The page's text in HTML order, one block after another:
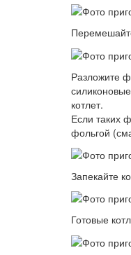
Разложите
котлет.
Если таких
фольгой
Запекайте
Готовые